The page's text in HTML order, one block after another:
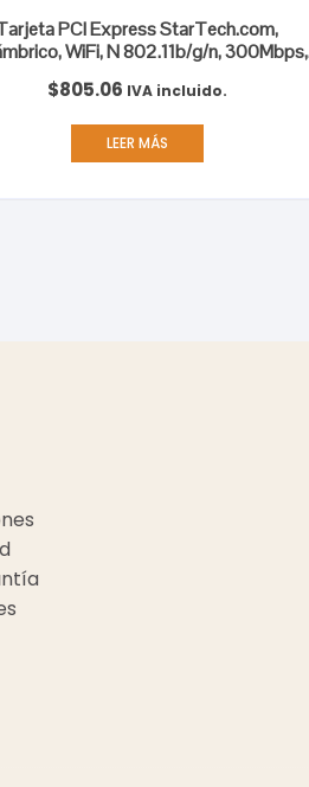
PCI Express StarTech.com,
WiFi, N 802.11b/g/n, 300Mbps,
$805.06 IVA incluido.
LEER MÁS